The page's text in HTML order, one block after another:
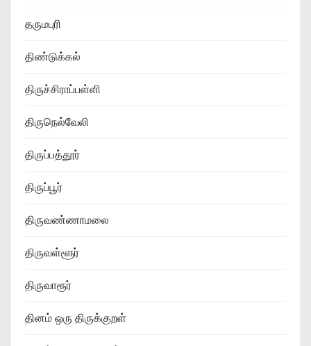
தருமபுரி
திண்டுக்கல்
திருச்சிராப்பள்ளி
திருநெல்வேலி
திருப்பத்தூர்
திருப்பூர்
திருவண்ணாமலை
திருவள்ளூர்
திருவாரூர்
தினம் ஒரு திருக்குறள்